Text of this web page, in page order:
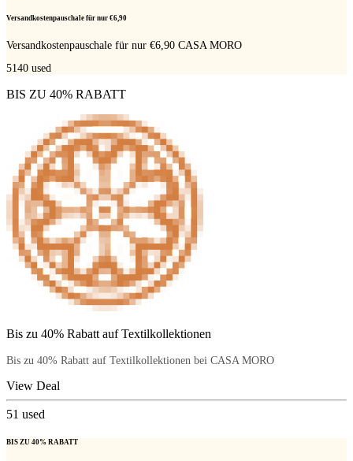
Versandkostenpauschale für nur €6,90
Versandkostenpauschale für nur €6,90 CASA MORO
5140 used
BIS ZU 40% RABATT
Bis zu 40% Rabatt auf Textilkollektionen
Bis zu 40% Rabatt auf Textilkollektionen bei CASA MORO
View Deal
51 used
BIS ZU 40% RABATT